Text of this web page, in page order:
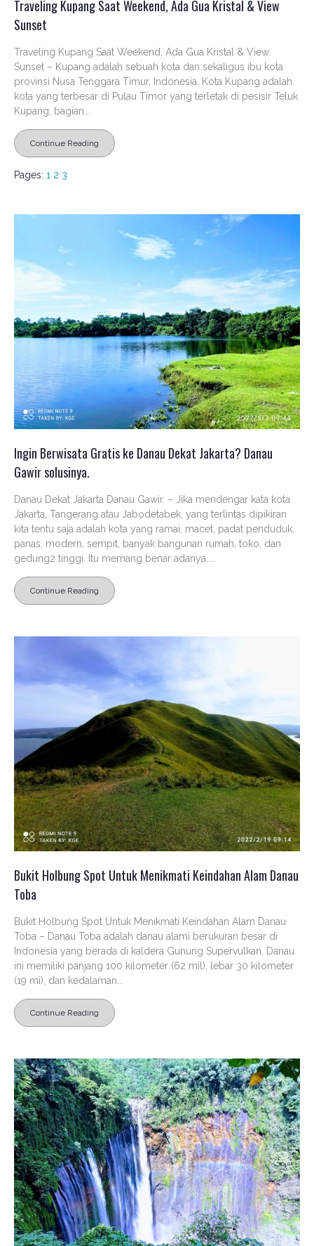
Traveling Kupang Saat Weekend, Ada Gua Kristal & View
Sunset
Traveling Kupang Saat Weekend, Ada Gua Kristal & View
Sunset – Kupang adalah sebuah kota dan sekaligus ibu kota
provinsi Nusa Tenggara Timur, Indonesia. Kota Kupang adalah
kota yang terbesar di Pulau Timor yang terletak di pesisir Teluk
Kupang, bagian...
Continue Reading
Pages: 1 2 3
Ingin Berwisata Gratis ke Danau Dekat Jakarta? Danau
Gawir solusinya.
Danau Dekat Jakarta Danau Gawir. – Jika mendengar kata kota
Jakarta, Tangerang atau Jabodetabek, yang terlintas dipikiran
kita tentu saja adalah kota yang ramai, macet, padat penduduk,
panas, modern, sempit, banyak bangunan rumah, toko, dan
gedung2 tinggi. Itu memang benar adanya....
Continue Reading
Bukit Holbung Spot Untuk Menikmati Keindahan Alam Danau
Toba
Bukit Holbung Spot Untuk Menikmati Keindahan Alam Danau
Toba – Danau Toba adalah danau alami berukuran besar di
Indonesia yang berada di kaldera Gunung Supervulkan. Danau
ini memiliki panjang 100 kilometer (62 mil), lebar 30 kilometer
(19 mi), dan kedalaman...
Continue Reading